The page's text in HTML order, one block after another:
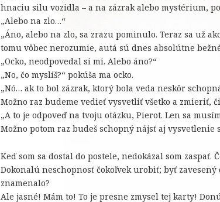
hnaciu silu vozidla – a na zázrak alebo mystérium,
„Alebo na zlo…“
„Áno, alebo na zlo, sa zrazu pominulo. Teraz sa už
tomu vôbec nerozumie, autá sú dnes absolútne
„Ocko, neodpovedal si mi. Alebo áno?“
„No, čo myslíš?“ pokúša ma ocko.
„Nó… ak to bol zázrak, ktorý bola veda neskôr
Možno raz budeme vedieť vysvetliť všetko a zmieriť,
„A to je odpoveď na tvoju otázku, Pierot. Len sa
Možno potom raz budeš schopný nájsť aj vysvetlenie
Keď som sa dostal do postele, nedokázal som
Dokonalú neschopnosť čokoľvek urobiť; byť
znamenalo?
Ale jasné! Mám to! To je presne zmysel tej karty!